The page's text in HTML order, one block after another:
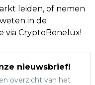
leiden, of nemen
in de
via CryptoBenelux!
nieuwsbrief!
overzicht van het